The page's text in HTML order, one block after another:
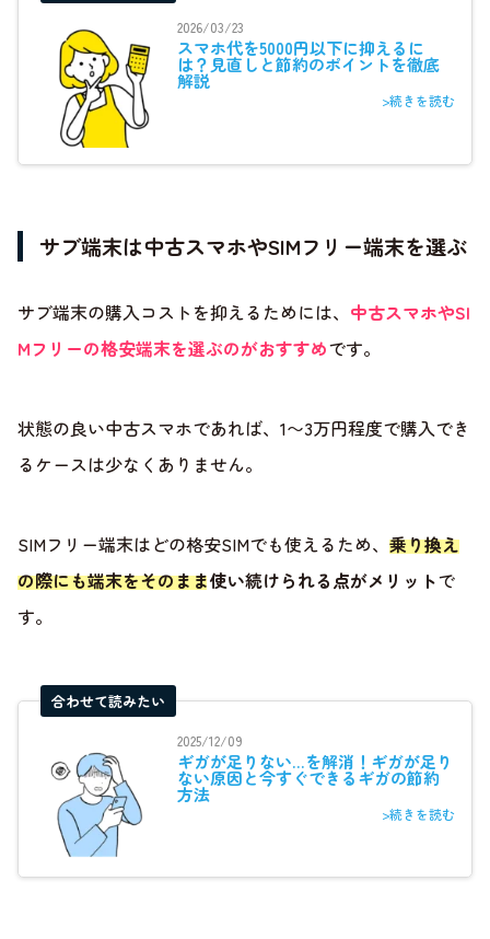
2026/03/23
スマホ代を5000円以下に抑えるに
は？見直しと節約のポイントを徹底
解説
>続きを読む
サブ端末は中古スマホやSIMフリー端末を選ぶ
サブ端末の購入コストを抑えるためには、 中古スマホやSI
Mフリーの格安端末を選ぶのがおすすめです。
状態の良い中古スマホであれば、1〜3万円程度で購入でき
るケースは少なくありません。
SIMフリー端末はどの格安SIMでも使えるため、 乗り換え
の際にも端末をそのまま使い続けられる点がメリットで
す。
合わせて読みたい
2025/12/09
ギガが足りない…を解消！ギガが足り
ない原因と今すぐできるギガの節約
方法
>続きを読む